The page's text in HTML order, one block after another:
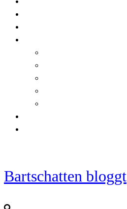
Bartschatten bloggt